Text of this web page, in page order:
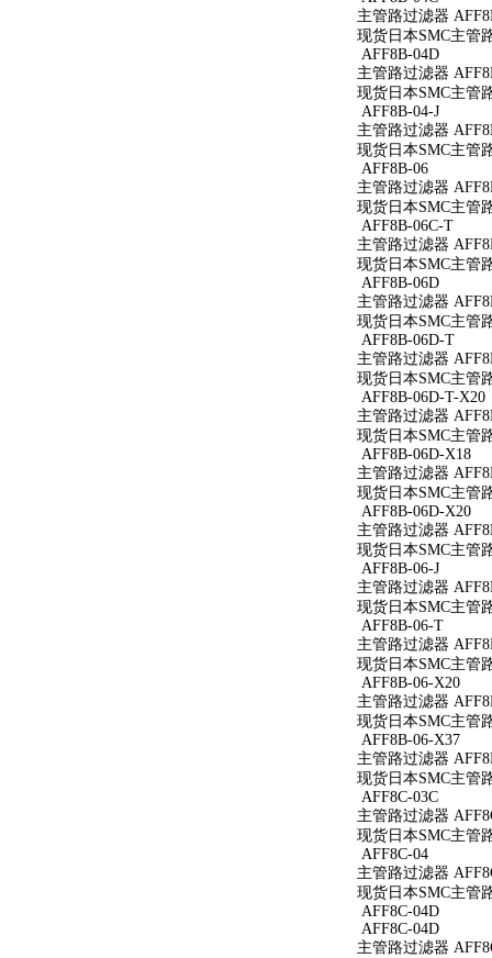
主管路过滤器
现货日本SMC主管
AFF8B-04D
主管路过滤器
现货日本SMC主管
AFF8B-04-J
主管路过滤器
现货日本SMC主管
AFF8B-06
主管路过滤器
现货日本SMC主管
AFF8B-06C-T
主管路过滤器
现货日本SMC主管
AFF8B-06D
主管路过滤器
现货日本SMC主管
AFF8B-06D-T
主管路过滤器
现货日本SMC主管
AFF8B-06D-T-X20
主管路过滤器
现货日本SMC主管
AFF8B-06D-X18
主管路过滤器
现货日本SMC主管
AFF8B-06D-X20
主管路过滤器
现货日本SMC主管
AFF8B-06-J
主管路过滤器
现货日本SMC主管
AFF8B-06-T
主管路过滤器
现货日本SMC主管
AFF8B-06-X20
主管路过滤器
现货日本SMC主管
AFF8B-06-X37
主管路过滤器
现货日本SMC主管
AFF8C-03C
主管路过滤器
现货日本SMC主管
AFF8C-04
主管路过滤器
现货日本SMC主管
AFF8C-04D
AFF8C-04D
主管路过滤器